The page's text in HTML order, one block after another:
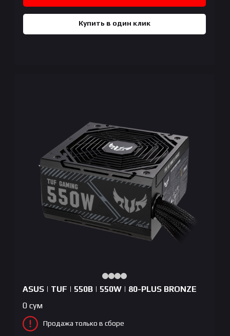
Купить в один клик
ASUS | TUF | 550B | 550W | 80-PLUS BRONZE
0 сум
Продажа только в сборе